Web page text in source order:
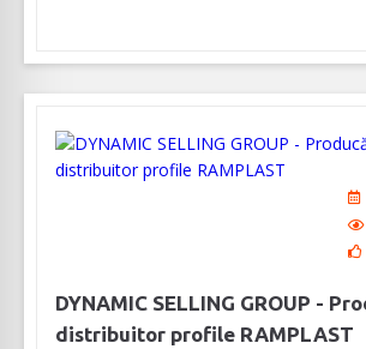
DYNAMIC SELLING GROUP -
distribuitor profile RAMPLAST